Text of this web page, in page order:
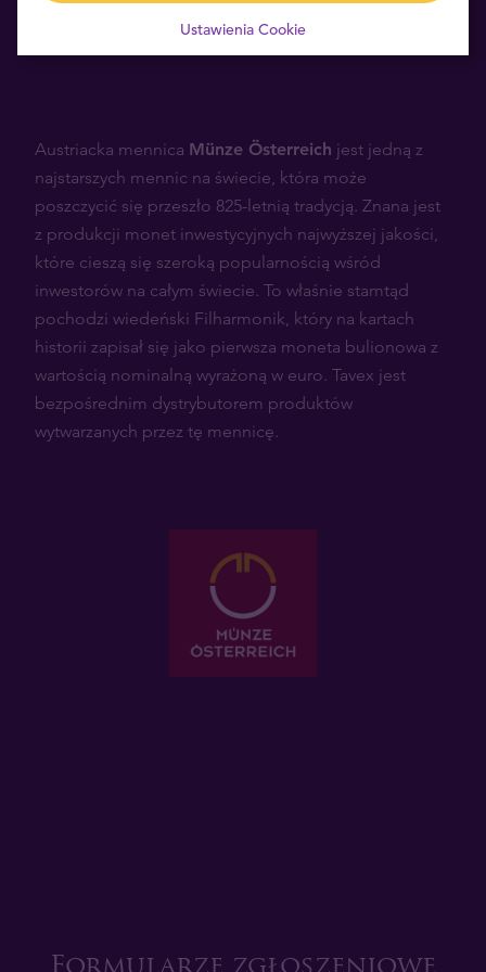
Austriacka mennica Münze Österreich jest jedną z
najstarszych mennic na świecie, która może
poszczycić się przeszło 825-letnią tradycją. Znana jest
z produkcji monet inwestycyjnych najwyższej jakości,
które cieszą się szeroką popularnością wśród
inwestorów na całym świecie. To właśnie stamtąd
pochodzi wiedeński Filharmonik, który na kartach
historii zapisał się jako pierwsza moneta bulionowa z
wartością nominalną wyrażoną w euro. Tavex jest
bezpośrednim dystrybutorem produktów
wytwarzanych przez tę mennicę.
Ustawienia Cookie